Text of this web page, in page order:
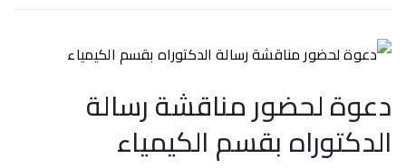
دعوة لحضور مناقشة رسالة
الدكتوراه بقسم الكيمياء